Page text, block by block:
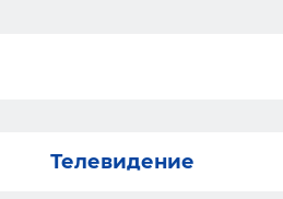
Телевидение